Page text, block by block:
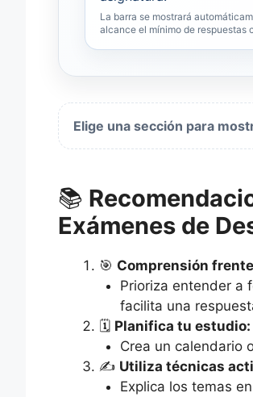
La barra se mostrará
alcance el mínimo de respuestas
Elige una sección para
📚
Exámenes de
🎯 Comprensión
Prioriza entender a
facilita una
🗓️ Planifica tu estudio:
Crea un calendario
✍️ Utiliza técnicas
Explica los temas